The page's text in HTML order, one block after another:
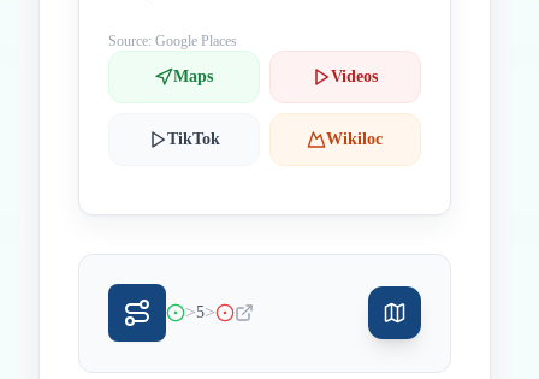
Source: Google Places
Maps Videos
TikTok Wikiloc
>5>